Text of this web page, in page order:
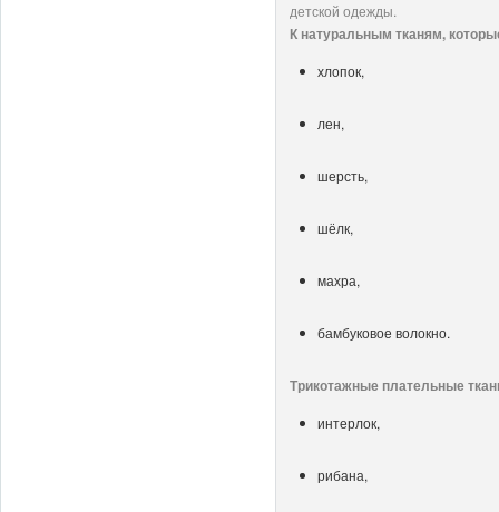
детской одежды.
К натуральным тканям,
хлопок,
лен,
шерсть,
шёлк,
махра,
бамбуковое волокно.
Трикотажные плательные
интерлок,
рибана,